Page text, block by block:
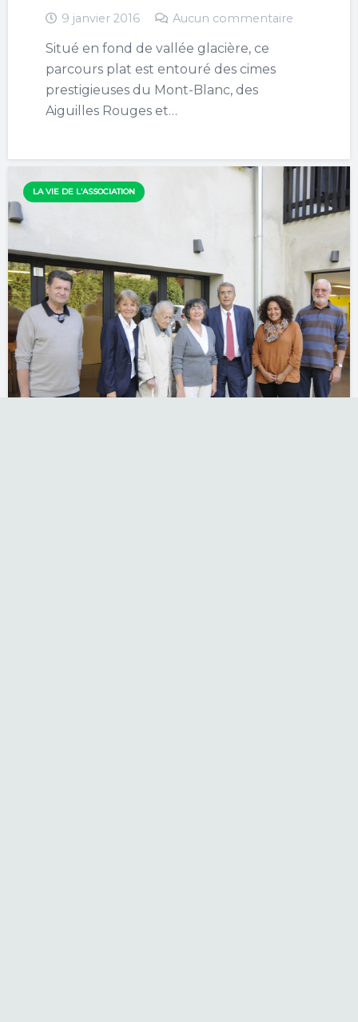
9 janvier 2016 Aucun commentaire
Situé en fond de vallée glacière, ce
parcours plat est entouré des cimes
prestigieuses du Mont-Blanc, des
Aiguilles Rouges et…
LA VIE DE L’ASSOCIATION